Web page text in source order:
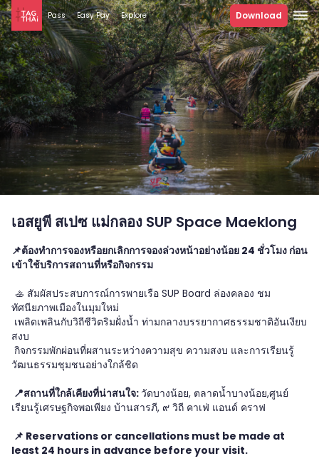
Pass Easy Pay Explore Download
เอสยูพี สเปซ แม่กลอง SUP Space Maeklong
📌ต้องทำการจองหรือยกเลิกการจองล่วงหน้าอย่างน้อย 24 ชั่วโมง ก่อน
เข้าใช้บริการสถานที่หรือกิจกรรม
🚣 สัมผัสประสบการณ์การพายเรือ SUP Board ล่องคลอง ชม
ทัศนียภาพเมืองในมุมใหม่
เพลิดเพลินกับวิถีชีวิตริมฝั่งน้ำ ท่ามกลางบรรยากาศธรรมชาติอันเงียบ
สงบ
กิจกรรมพักผ่อนที่ผสานระหว่างความสุข ความสงบ และการเรียนรู้
วัฒนธรรมชุมชนอย่างใกล้ชิด
📍สถานที่ใกล้เคียงที่น่าสนใจ: วัดบางน้อย, ตลาดน้ำบางน้อย,ศูนย์
เรียนรู้เศรษฐกิจพอเพียง บ้านสารภี, ๙ วิถี คาเฟ่ แอนด์ คราฟ
📌 Reservations or cancellations must be made at
least 24 hours in advance before your visit.